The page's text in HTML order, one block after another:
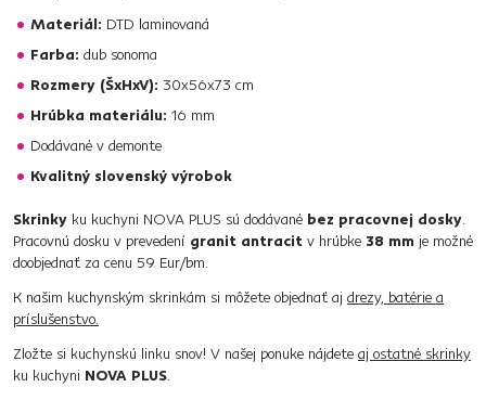
Materiál: DTD laminovaná
Farba: dub sonoma
Rozmery (ŠxHxV): 30x56x73 cm
Hrúbka materiálu: 16 mm
Dodávané v demonte
Kvalitný slovenský výrobok
Skrinky ku kuchyni NOVA PLUS sú dodávané bez pracovnej dosky.
Pracovnú dosku v prevedení granit antracit v hrúbke 38 mm je možné
doobjednať za cenu 59 Eur/bm.
K našim kuchynským skrinkám si môžete objednať aj drezy, batérie a
príslušenstvo.
Zložte si kuchynskú linku snov! V našej ponuke nájdete aj ostatné skrinky
ku kuchyni NOVA PLUS.